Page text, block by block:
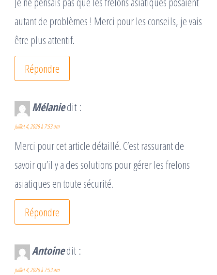
autant de problèmes ! Merci pour les conseils, je vais
être plus attentif.
Répondre
Mélaniedit :
juillet 4, 2026 à 7:53 am
Merci pour cet article détaillé. C’est rassurant de
savoir qu’il y a des solutions pour gérer les frelons
asiatiques en toute sécurité.
Répondre
Antoinedit :
juillet 4, 2026 à 7:53 am